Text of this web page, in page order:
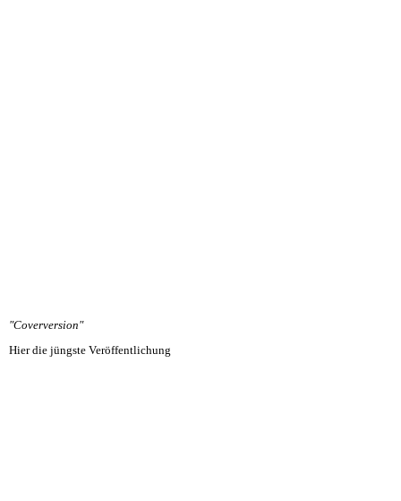
"Coverversion"
Hier die jüngste Veröffentlichung